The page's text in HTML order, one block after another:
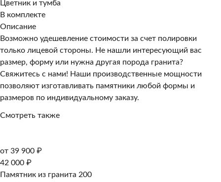
Цветник и тумба
В комплекте
Описание
Возможно удешевление стоимости за счет полировки
только лицевой стороны. Не нашли интересующий вас
размер, форму или нужна другая порода гранита?
Свяжитесь с нами! Наши производственные мощности
позволяют изготавливать памятники любой формы и
размеров по индивидуальному заказу.
Смотреть также
от 39 900 ₽
42 000 ₽
Памятник из гранита 200